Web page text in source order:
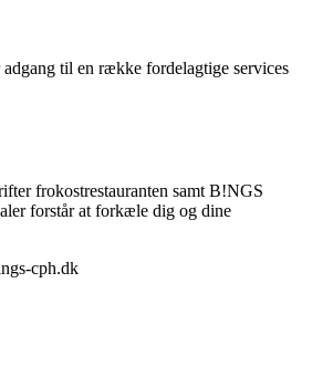
til en række fordelagtige services
frokostrestauranten samt B!NGS
forstår at forkæle dig og dine
cph.dk